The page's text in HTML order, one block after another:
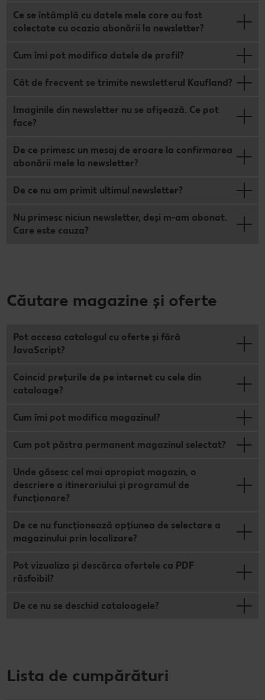
Ce se întâmplă cu datele mele care au fost
colectate cu ocazia abonării la newsletter?
Cum îmi pot modifica datele de profil?
Cât de frecvent se trimite newsletterul Kaufland?
Imaginile din newsletter nu se afișează. Ce pot
face?
De ce primesc un mesaj de eroare la confirmarea
abonării mele la newsletter?
De ce nu am primit ultimul newsletter?
Nu primesc niciun newsletter, deși m-am abonat.
Care este cauza?
Căutare magazine și oferte
Pot accesa catalogul cu oferte și fără
JavaScript?
Coincid prețurile de pe internet cu cele din
cataloage?
Cum îmi pot modifica magazinul?
Cum pot păstra permanent magazinul selectat?
Unde găsesc cel mai apropiat magazin, o
descriere a itinerariului și programul de
funcționare?
De ce nu funcționează opțiunea de selectare a
magazinului prin localizare?
Pot vizualiza și descărca ofertele ca PDF
răsfoibil?
De ce nu se deschid cataloagele?
Lista de cumpărături